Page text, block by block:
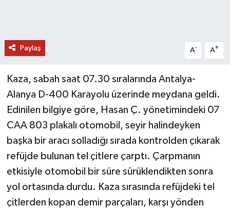
Paylaş A- A+
Kaza, sabah saat 07.30 sıralarında Antalya-
Alanya D-400 Karayolu üzerinde meydana geldi.
Edinilen bilgiye göre, Hasan Ç. yönetimindeki 07
CAA 803 plakalı otomobil, seyir halindeyken
başka bir aracı solladığı sırada kontrolden çıkarak
refüjde bulunan tel çitlere çarptı. Çarpmanın
etkisiyle otomobil bir süre sürüklendikten sonra
yol ortasında durdu. Kaza sırasında refüjdeki tel
çitlerden kopan demir parçaları, karşı yönden
RESMİ İLAN